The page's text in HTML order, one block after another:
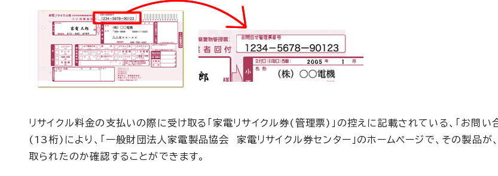
リサイクル料金の支払いの際に受け取る「家電リサイクル券(管理票)」の控えに記載されている、「お問い
(13桁)により、「一般財団法人家電製品協会 家電リサイクル券センター」のホームページで、その製品が
取られたのか確認することができます。